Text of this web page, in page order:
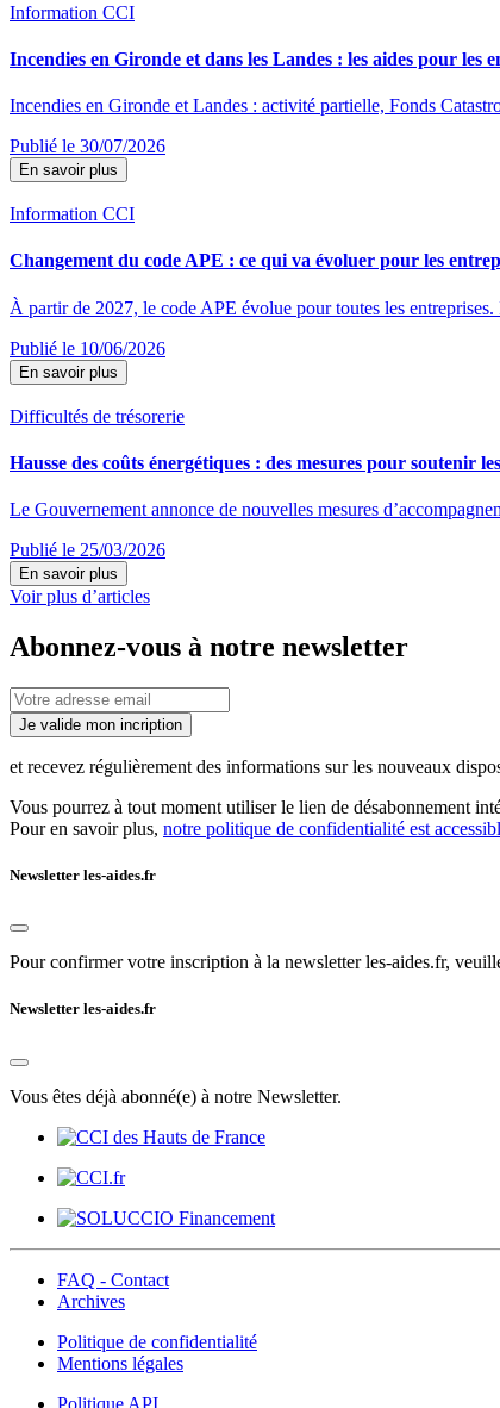
Information CCI
Incendies en Gironde et dans les Landes : les aides pour les
Incendies en Gironde et Landes : activité partielle, Fonds
Publié le 30/07/2026
En savoir plus
Information CCI
Changement du code APE : ce qui va évoluer pour les
À partir de 2027, le code APE évolue pour toutes les
Publié le 10/06/2026
En savoir plus
Difficultés de trésorerie
Hausse des coûts énergétiques : des mesures pour soutenir
Le Gouvernement annonce de nouvelles mesures
Publié le 25/03/2026
En savoir plus
Voir plus d’articles
Abonnez-vous à notre newsletter
Je valide mon incription
et recevez régulièrement des informations sur les nouveaux
Vous pourrez à tout moment utiliser le lien de désabonnement
Pour en savoir plus, notre politique de confidentialité est
Newsletter les-aides.fr
Pour confirmer votre inscription à la newsletter les-aides.fr,
Newsletter les-aides.fr
Vous êtes déjà abonné(e) à notre Newsletter.
FAQ - Contact
Archives
Politique de confidentialité
Mentions légales
Politique API